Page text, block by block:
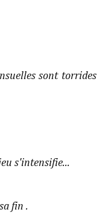
sont torrides
s'intensifie...
fin .